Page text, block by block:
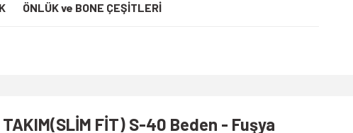
ÖNLÜK ve BONE ÇEŞİTLERİ
FİT) S-40 Beden - Fuşya